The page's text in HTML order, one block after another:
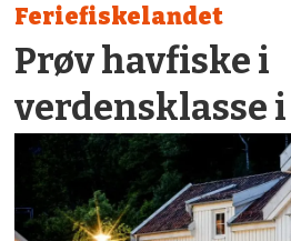
Feriefiskelandet
Prøv havfiske i
verdensklasse